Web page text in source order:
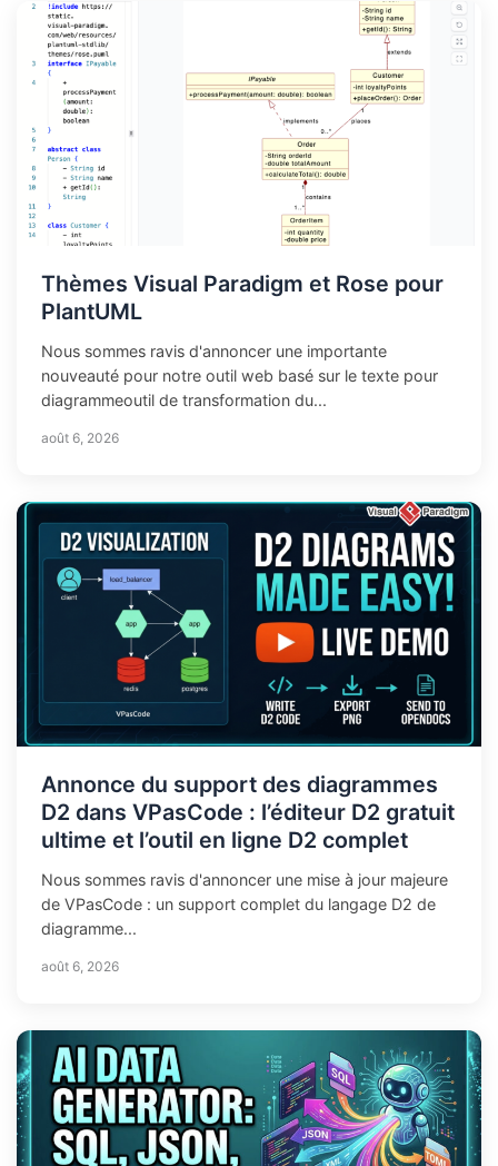
Thèmes Visual Paradigm et Rose pour
PlantUML
Nous sommes ravis d'annoncer une importante
nouveauté pour notre outil web basé sur le texte pour
diagrammeoutil de transformation du...
août 6, 2026
Annonce du support des diagrammes
D2 dans VPasCode : l’éditeur D2 gratuit
ultime et l’outil en ligne D2 complet
Nous sommes ravis d'annoncer une mise à jour majeure
de VPasCode : un support complet du langage D2 de
diagramme...
août 6, 2026